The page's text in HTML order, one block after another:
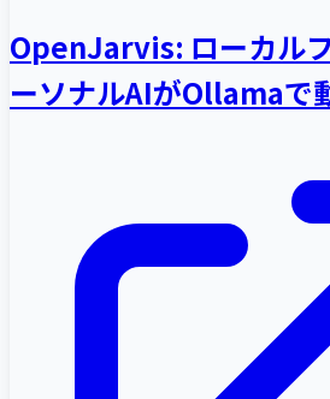
OpenJarvis: ローカル
ーソナルAIがOllamaで